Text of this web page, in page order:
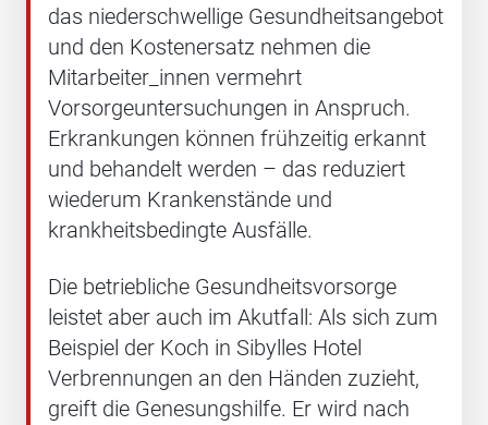
das niederschwellige Gesundheitsangebot
und den Kostenersatz nehmen die
Mitarbeiter_innen vermehrt
Vorsorgeuntersuchungen in Anspruch.
Erkrankungen können frühzeitig erkannt
und behandelt werden – das reduziert
wiederum Krankenstände und
krankheitsbedingte Ausfälle.
Die betriebliche Gesundheitsvorsorge
leistet aber auch im Akutfall: Als sich zum
Beispiel der Koch in Sibylles Hotel
Verbrennungen an den Händen zuzieht,
greift die Genesungshilfe. Er wird nach